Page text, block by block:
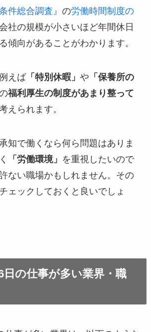
件総合調査』 の労働時間制度の
社の規模が小さいほど年間休日
傾向があることがわかります。
えば「特別休暇」 や 「保養所の
福利厚生の制度があまり整って
えられます。
知で働くなら何ら問題はありま
「労働環境」 を重視したいので
ない職場かもしれません。その
ェックしておくと良いでしょ
日の仕事が多い業界・職